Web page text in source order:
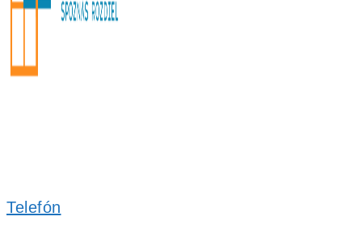
Telefón